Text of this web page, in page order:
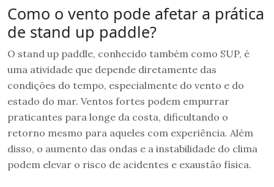
Como o vento pode afetar a prática
de stand up paddle?
O stand up paddle, conhecido também como SUP, é
uma atividade que depende diretamente das
condições do tempo, especialmente do vento e do
estado do mar. Ventos fortes podem empurrar
praticantes para longe da costa, dificultando o
retorno mesmo para aqueles com experiência. Além
disso, o aumento das ondas e a instabilidade do clima
podem elevar o risco de acidentes e exaustão física.